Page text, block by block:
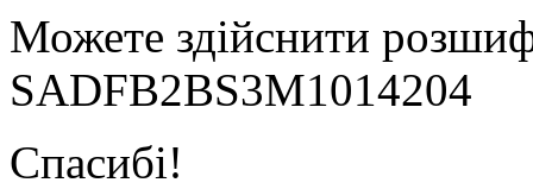
Можете здійснити
SADFB2BS3M1014204
Спасибі!